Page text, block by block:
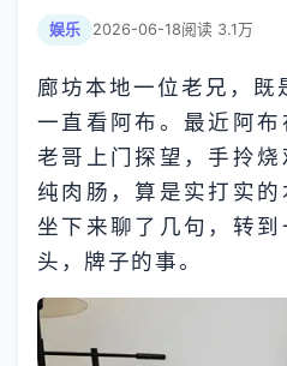
娱乐 2026-06-18阅读 3.1万
廊坊本地一位老兄，
一直看阿布。最近阿
老哥上门探望，手拎
纯肉肠，算是实打实
坐下来聊了几句，转
头，牌子的事。